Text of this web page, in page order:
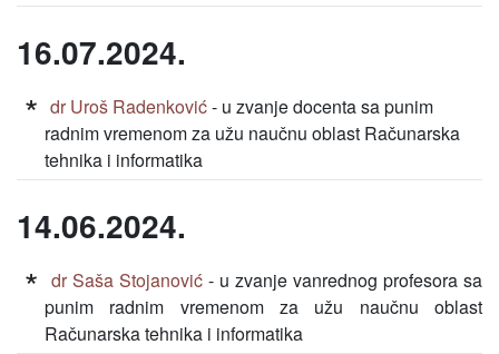
16.07.2024.
dr Uroš Radenković- u zvanje docenta sa punim
radnim vremenom za užu naučnu oblast Računarska
tehnika i informatika
14.06.2024.
dr Saša Stojanović - u zvanje vanrednog profesora sa
punim radnim vremenom za užu naučnu oblast
Računarska tehnika i informatika